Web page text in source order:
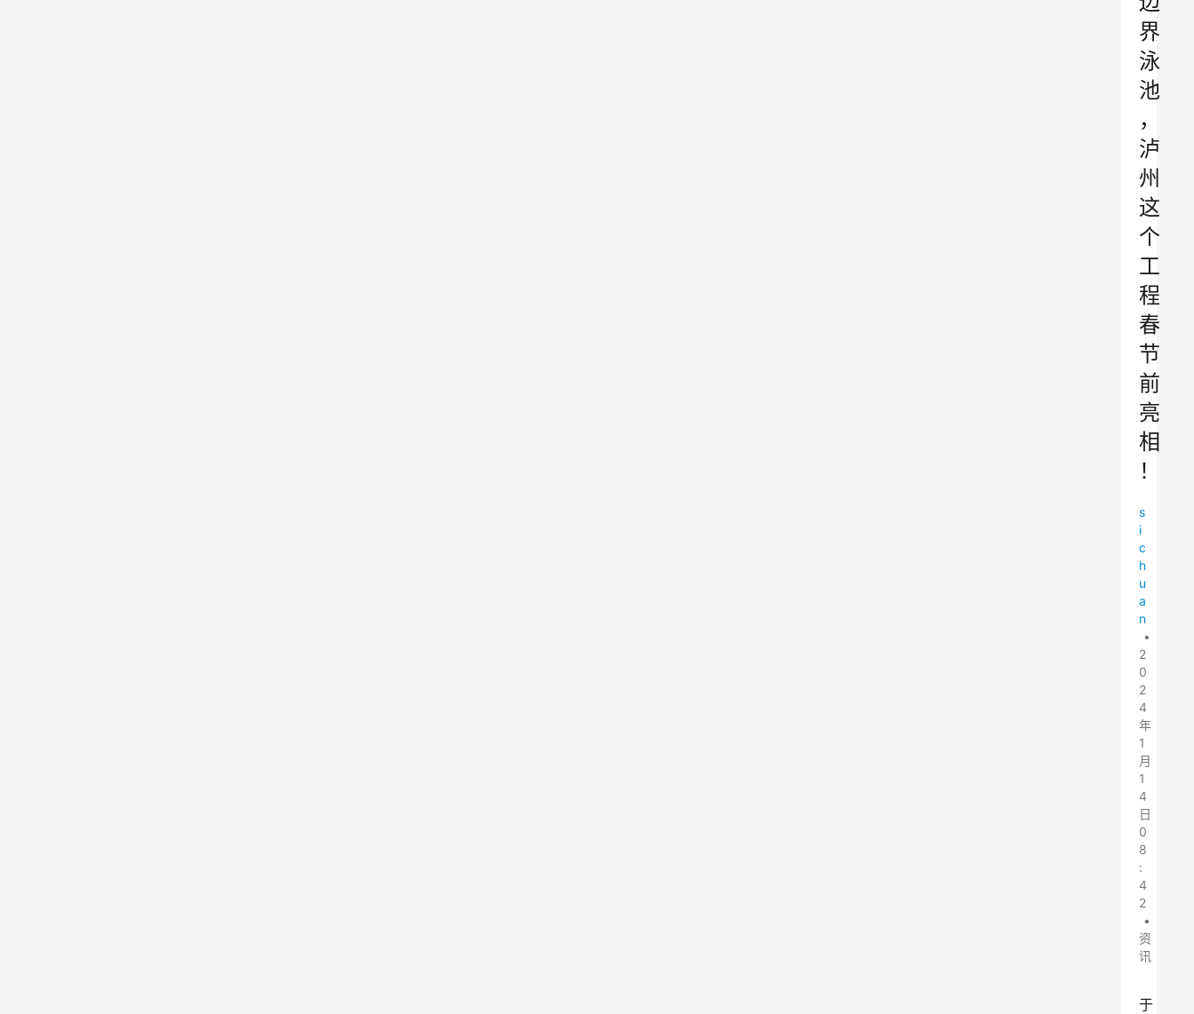
界
泳
池
，
泸
州
这
个
工
程
春
节
前
亮
相
！
s
i
c
h
u
a
n
•
2
0
2
4
年
1
月
1
4
日
0
8
:
4
2
•
资
讯
于